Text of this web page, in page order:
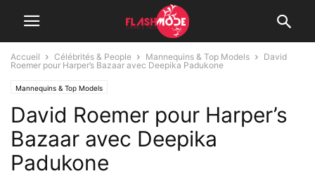
Accueil Célébrités & People Mannequins & Top Models
David
Roemer pour Harper’s Bazaar avec Deepika Padukone
Mannequins & Top Models
David Roemer pour Harper’s
Bazaar avec Deepika
Padukone